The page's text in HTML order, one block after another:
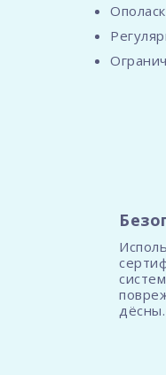
дёсны.